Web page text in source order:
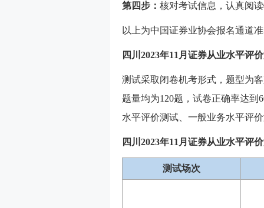
第四步： 核对考试信息，认真阅
以上为中国证券业协会报名通道
四川2023年11月证券从业水平评
测试采取闭卷机考形式，题型为
题量均为120题，试卷正确率达到
水平评价测试、一般业务水平评
四川2023年11月证券从业水平评
测试场次